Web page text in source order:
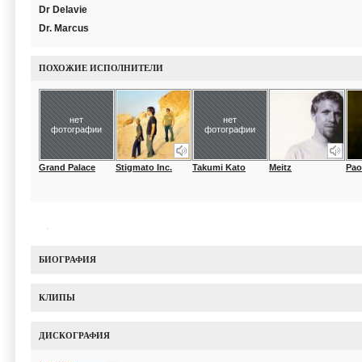
Dr Delavie
Dr. Marcus
ПОХОЖИЕ ИСПОЛНИТЕЛИ
нет
фотографии
Grand Palace Stigmato Inc.
нет
фотографии
Takumi Kato Meitz
БИОГРАФИЯ
КЛИПЫ
ДИСКОГРАФИЯ